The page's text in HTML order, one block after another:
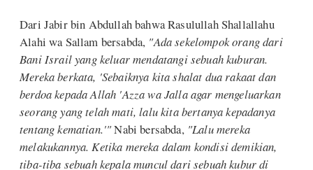
Dari Jabir bin Abdullah bahwa Rasulullah Shallallahu
Alahi wa Sallam bersabda, "Ada sekelompok orang dari
Bani Israil yang keluar mendatangi sebuah kuburan.
Mereka berkata, 'Sebaiknya kita shalat dua rakaat dan
berdoa kepada Allah 'Azza wa Jalla agar mengeluarkan
seorang yang telah mati, lalu kita bertanya kepadanya
tentang kematian.'"Nabi bersabda, "Lalu mereka
melakukannya. Ketika mereka dalam kondisi demikian,
tiba-tiba sebuah kepala muncul dari sebuah kubur di